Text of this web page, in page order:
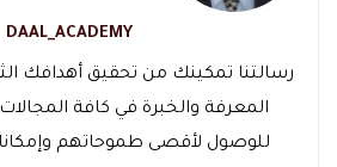
DAAL_ACADEMY
رسالتنا تمكينك من تحقيق أهدافك
المعرفة والخبرة في كافة
للوصول لأقصى طموحاتهم